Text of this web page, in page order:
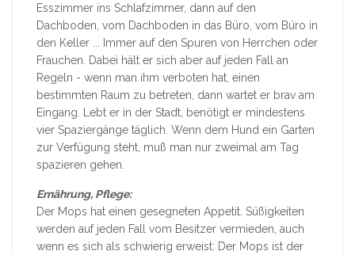
Esszimmer ins Schlafzimmer, dann auf den
Dachboden, vom Dachboden in das Büro, vom Büro in
den Keller ... Immer auf den Spuren von Herrchen oder
Frauchen. Dabei hält er sich aber auf jeden Fall an
Regeln - wenn man ihm verboten hat, einen
bestimmten Raum zu betreten, dann wartet er brav am
Eingang. Lebt er in der Stadt, benötigt er mindestens
vier Spaziergänge täglich. Wenn dem Hund ein Garten
zur Verfügung steht, muß man nur zweimal am Tag
spazieren gehen.
Ernährung, Pflege:
Der Mops hat einen gesegneten Appetit. Süßigkeiten
werden auf jeden Fall vom Besitzer vermieden, auch
wenn es sich als schwierig erweist: Der Mops ist der